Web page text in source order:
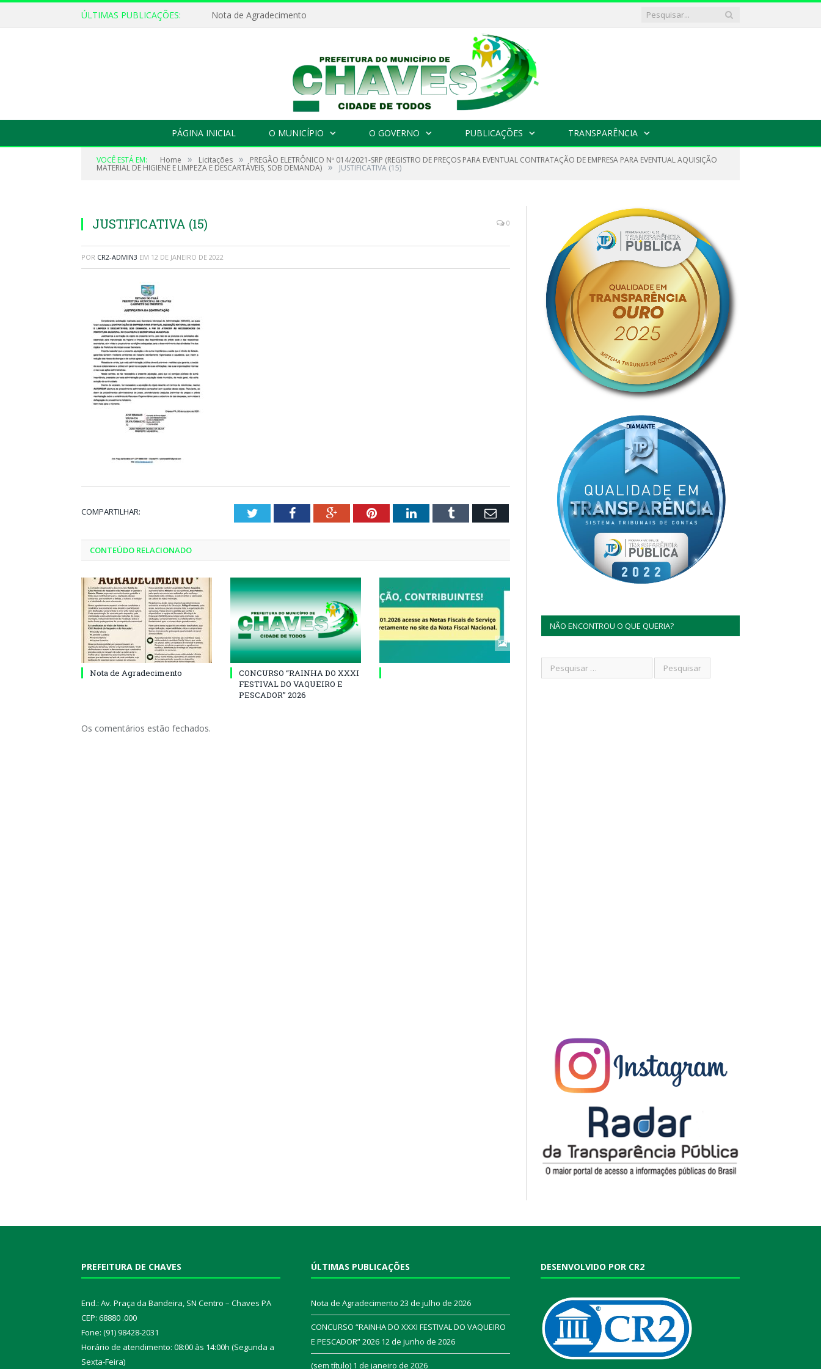
ÚLTIMAS PUBLICAÇÕES: Nota de Agradecimento
PÁGINA INICIAL O MUNICÍPIO O GOVERNO PUBLICAÇÕES TRANSPARÊNCIA
VOCÊ ESTÁ EM: Home » Licitações » PREGÃO ELETRÔNICO Nº 014/2021-SRP (REGISTRO DE PREÇOS PARA EVENTUAL CONTRATAÇÃO DE EMPRESA PARA EVENTUAL AQUISIÇÃO
MATERIAL DE HIGIENE E LIMPEZA E DESCARTÁVEIS, SOB DEMANDA) » JUSTIFICATIVA (15)
JUSTIFICATIVA (15) 0
POR CR2-ADMIN3 EM 12 DE JANEIRO DE 2022
COMPARTILHAR: TwitterFacebookGoogle+PinterestLinkedInTumblr Email
CONTEÚDO RELACIONADO
Nota de Agradecimento
CONCURSO “RAINHA DO XXXI
FESTIVAL DO VAQUEIRO E
PESCADOR” 2026
Os comentários estão fechados.
NÃO ENCONTROU O QUE QUERIA?
PREFEITURA DE CHAVES
End.: Av. Praça da Bandeira, SN Centro – Chaves PA
CEP: 68880 .000
Fone: (91) 98428-2031
Horário de atendimento: 08:00 às 14:00h (Segunda a
Sexta-Feira)
ÚLTIMAS PUBLICAÇÕES
Nota de Agradecimento 23 de julho de 2026
CONCURSO “RAINHA DO XXXI FESTIVAL DO VAQUEIRO
E PESCADOR” 2026 12 de junho de 2026
(sem título) 1 de janeiro de 2026
DESENVOLVIDO POR CR2